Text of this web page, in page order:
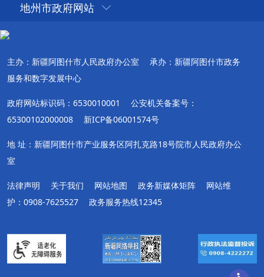
地州市政府网站
主办：新疆阿图什市人民政府办公室
承办：新疆阿图什市政务
服务和数字发展中心
政府网站标识码：6530010001
公安机关备案号：
65300102000008
新ICP备06001574号
地 址：新疆阿图什市产业服务区阿扎克路18号院市人民政府办公
室
法律声明 关于我们 网站地图 政务新媒体矩阵
网站维
护：0908-7625527
政务服务热线12345